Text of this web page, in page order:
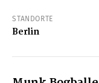
STANDORTE
Berlin